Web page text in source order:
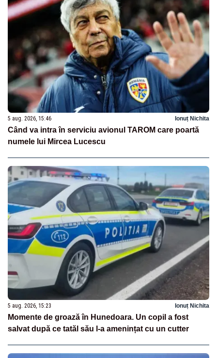
5 aug. 2026, 15:46 Ionuț Nichita
Când va intra în serviciu avionul TAROM care poartă
numele lui Mircea Lucescu
5 aug. 2026, 15:23 Ionuț Nichita
Momente de groază în Hunedoara. Un copil a fost
salvat după ce tatăl său l-a amenințat cu un cutter